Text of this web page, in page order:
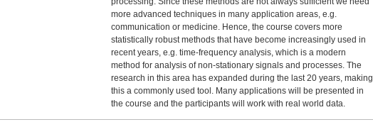
more advanced techniques in many application areas, e.g.
communication or medicine. Hence, the course covers more
statistically robust methods that have become increasingly used in
recent years, e.g. time-frequency analysis, which is a modern
method for analysis of non-stationary signals and processes. The
research in this area has expanded during the last 20 years, making
this a commonly used tool. Many applications will be presented in
the course and the participants will work with real world data.